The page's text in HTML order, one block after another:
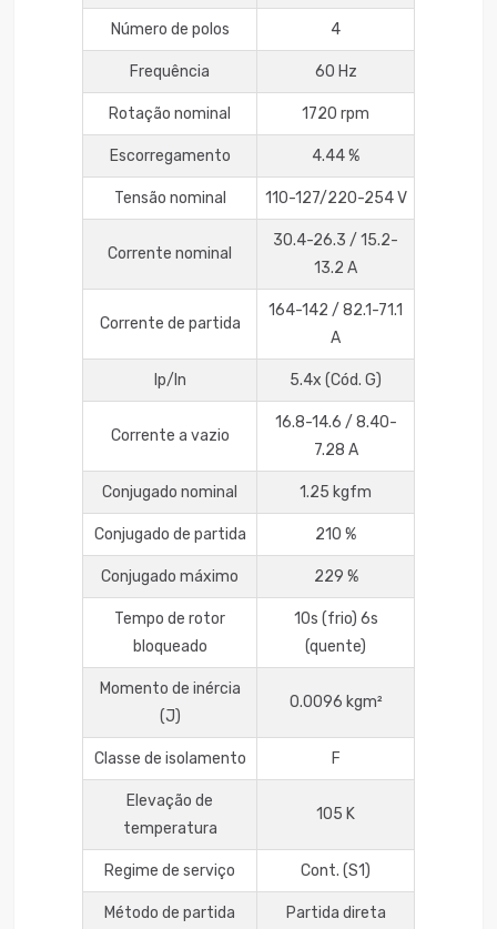
Número de polos 4
Frequência 60 Hz
Rotação nominal 1720 rpm
Escorregamento 4.44 %
Tensão nominal 110-127/220-254 V
Corrente nominal
30.4-26.3 / 15.2-
13.2 A
Corrente de partida
164-142 / 82.1-71.1
A
Ip/In 5.4x (Cód. G)
Corrente a vazio
16.8-14.6 / 8.40-
7.28 A
Conjugado nominal 1.25 kgfm
Conjugado de partida 210 %
Conjugado máximo 229 %
Tempo de rotor
bloqueado
10s (frio) 6s
(quente)
Momento de inércia
(J)
0.0096 kgm²
Classe de isolamento F
Elevação de
temperatura
105 K
Regime de serviço Cont. (S1)
Método de partida Partida direta